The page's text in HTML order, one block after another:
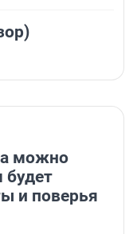
можно
будет
и поверья